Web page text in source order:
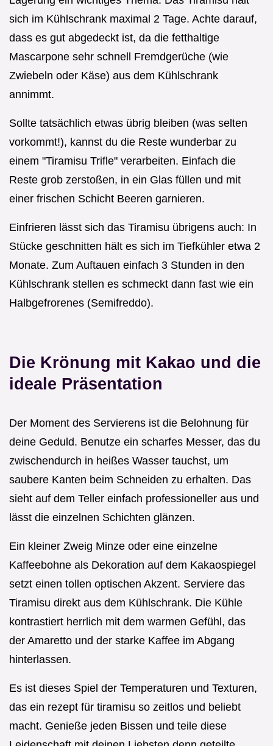
sich im Kühlschrank maximal 2 Tage. Achte darauf,
dass es gut abgedeckt ist, da die fetthaltige
Mascarpone sehr schnell Fremdgerüche (wie
Zwiebeln oder Käse) aus dem Kühlschrank
annimmt.
Sollte tatsächlich etwas übrig bleiben (was selten
vorkommt!), kannst du die Reste wunderbar zu
einem "Tiramisu Trifle" verarbeiten. Einfach die
Reste grob zerstoßen, in ein Glas füllen und mit
einer frischen Schicht Beeren garnieren.
Einfrieren lässt sich das Tiramisu übrigens auch: In
Stücke geschnitten hält es sich im Tiefkühler etwa 2
Monate. Zum Auftauen einfach 3 Stunden in den
Kühlschrank stellen es schmeckt dann fast wie ein
Halbgefrorenes (Semifreddo).
Die Krönung mit Kakao und die
ideale Präsentation
Der Moment des Servierens ist die Belohnung für
deine Geduld. Benutze ein scharfes Messer, das du
zwischendurch in heißes Wasser tauchst, um
saubere Kanten beim Schneiden zu erhalten. Das
sieht auf dem Teller einfach professioneller aus und
lässt die einzelnen Schichten glänzen.
Ein kleiner Zweig Minze oder eine einzelne
Kaffeebohne als Dekoration auf dem Kakaospiegel
setzt einen tollen optischen Akzent. Serviere das
Tiramisu direkt aus dem Kühlschrank. Die Kühle
kontrastiert herrlich mit dem warmen Gefühl, das
der Amaretto und der starke Kaffee im Abgang
hinterlassen.
Es ist dieses Spiel der Temperaturen und Texturen,
das ein rezept für tiramisu so zeitlos und beliebt
macht. Genieße jeden Bissen und teile diese